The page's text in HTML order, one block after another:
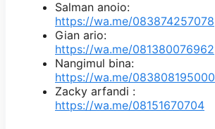
Salman anoio:
https://wa.me/083874257078
Gian ario:
https://wa.me/081380076962
Nangimul bina:
https://wa.me/083808195000
Zacky arfandi :
https://wa.me/08151670704